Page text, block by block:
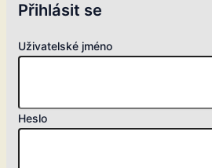
Přihlásit se
Uživatelské jméno
Heslo